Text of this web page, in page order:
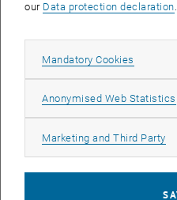
Der neue Kontaktraum bietet
Webtipps:
TU UniverCity: <link http:
www.univercity2015.at>
TU-Veranstaltungsmanagement:
www.gut.tuwien.ac.at
our Data protection declaration.
Mandatory Cookies Allow
Anonymised Web Statistics
Marketing and Third Party